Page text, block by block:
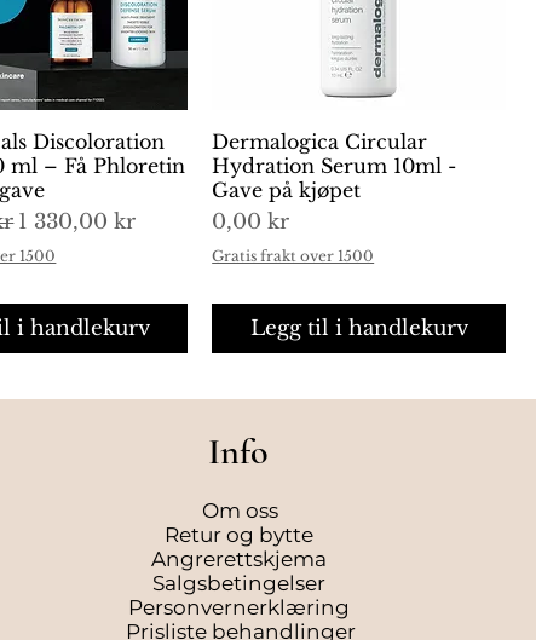
Discoloration
ml – Få Phloretin
Salgspris
1 330,00 kr
1500
i handlekurv
Hurtigvisning
Dermalogica Circular
Hydration Serum 10ml -
Gave på kjøpet
Pris
0,00 kr
Gratis frakt over 1500
Legg til i handlekurv
Info
Om oss
Retur og bytte
Angrerettskjema
Salgsbetingelser
Personvernerklæring
Prisliste behandlinger